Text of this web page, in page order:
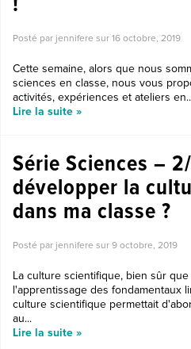
Posté par jennifere sur 16 octobre, 2019
Cette semaine, alors que nous
sciences en classe, nous vous
activités, expériences et ateliers
Lire la suite »
Série Sciences –
développer la
dans ma classe ?
Posté par jennifere sur 9 octobre, 2019
La culture scientifique, bien sûr
l'apprentissage des fondamentaux
culture scientifique permettait
au...
Lire la suite »